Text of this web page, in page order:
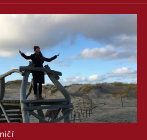
krásné léto!
čerpáme dovolené.
návštěvu institutu si prosím
e-mailem.